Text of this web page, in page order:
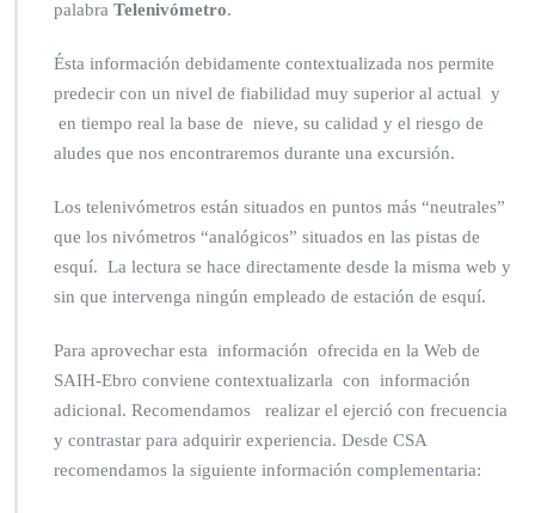
palabra Telenivómetro.
Ésta información debidamente contextualizada nos permite
predecir con un nivel de fiabilidad muy superior al actual y
en tiempo real la base de nieve, su calidad y el riesgo de
aludes que nos encontraremos durante una excursión.
Los telenivómetros están situados en puntos más “neutrales”
que los nivómetros “analógicos” situados en las pistas de
esquí. La lectura se hace directamente desde la misma web y
sin que intervenga ningún empleado de estación de esquí.
Para aprovechar esta información ofrecida en la Web de
SAIH-Ebro conviene contextualizarla con información
adicional. Recomendamos realizar el ejerció con frecuencia
y contrastar para adquirir experiencia. Desde CSA
recomendamos la siguiente información complementaria: